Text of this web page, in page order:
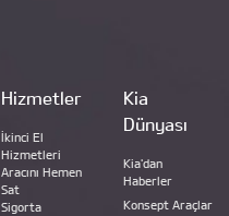
Hizmetler
İkinci El
Hizmetleri
Aracını Hemen
Sat
Sigorta
Kia
Dünyası
Kia'dan
Haberler
Konsept Araçlar